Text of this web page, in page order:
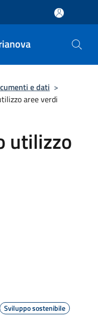
e dati >
aree verdi
utilizzo
Sviluppo sostenibile